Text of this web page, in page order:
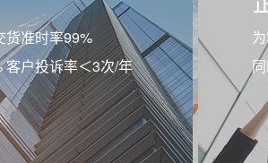
货准时率99%
客户投诉率＜3次/年